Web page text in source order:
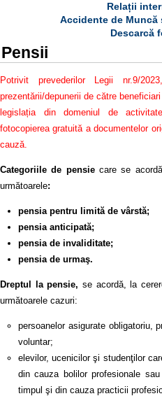
Relații
Accidente de
Descarcă
Pensii
Potrivit prevederilor Legii nr.9/
prezentării/depunerii de către
legislația din domeniul de
fotocopierea gratuită a documentelor
cauză.
Categoriile de pensie care se
următoarele:
pensia pentru limită de vârstă;
pensia anticipată;
pensia de invaliditate;
pensia de urmaş.
Dreptul la pensie, se acordă, la
următoarele cazuri:
persoanelor asigurate obligatoriu,
voluntar;
elevilor, ucenicilor şi studenţilor
din cauza bolilor profesionale
timpul şi din cauza practicii